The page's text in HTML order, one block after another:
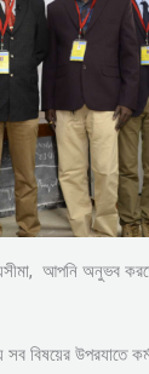
আপনি অনুভব করতে
বিষয়ের উপরযাতে